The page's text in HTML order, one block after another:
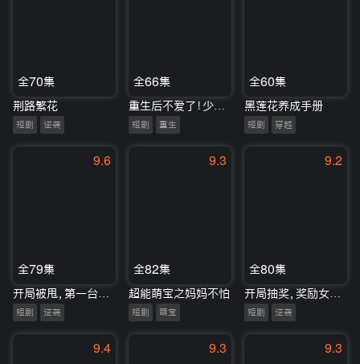
全70集
荆路繁花
短剧 逆袭
全66集
短剧 重生
全60集
黑莲花养成手册
短剧 穿越
9.6
全79集
短剧 逆袭
9.3
全82集
超能萌宝之妈妈不怕
短剧 萌宝
9.2
全80集
短剧 逆袭
9.4 9.3 9.3